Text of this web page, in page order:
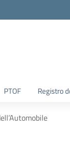
PTOF Registro